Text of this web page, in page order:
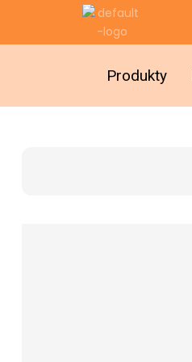
Produkty